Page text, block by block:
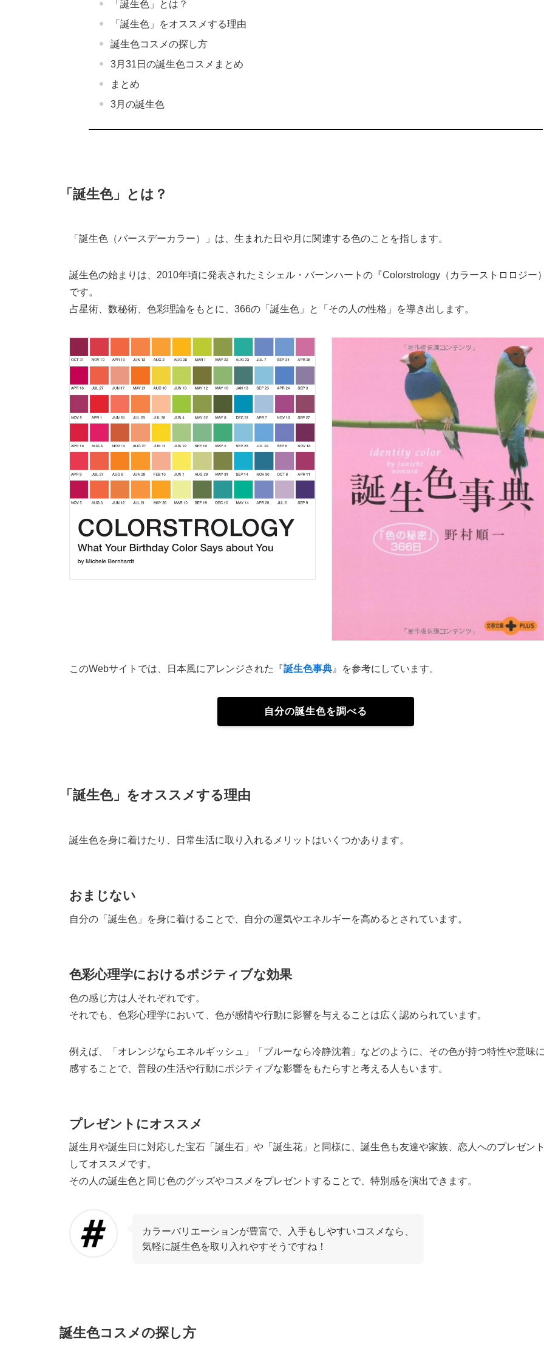
「誕生色」とは？
「誕生色」をオススメする理由
誕生色コスメの探し方
3月31日の誕生色コスメまとめ
まとめ
3月の誕生色
「誕生色」とは？
「誕生色（バースデーカラー）」は、生まれた日や月に関連する色のことを指します。
誕生色の始まりは、2010年頃に発表されたミシェル・バーンハートの『Colorstrology（カラーストロロジー
です。
占星術、数秘術、色彩理論をもとに、366の「誕生色」と「その人の性格」を導き出します。
このWebサイトでは、日本風にアレンジされた『誕生色事典 』を参考にしています。
自分の誕生色を調べる
「誕生色」をオススメする理由
誕生色を身に着けたり、日常生活に取り入れるメリットはいくつかあります。
おまじない
自分の「誕生色」を身に着けることで、自分の運気やエネルギーを高めるとされています。
色彩心理学におけるポジティブな効果
色の感じ方は人それぞれです。
それでも、色彩心理学において、色が感情や行動に影響を与えることは広く認められています。
例えば、「オレンジならエネルギッシュ」「ブルーなら冷静沈着」などのように、その色が持つ特性や意味
感することで、普段の生活や行動にポジティブな影響をもたらすと考える人もいます。
プレゼントにオススメ
誕生月や誕生日に対応した宝石「誕生石」や「誕生花」と同様に、誕生色も友達や家族、恋人へのプレゼン
してオススメです。
その人の誕生色と同じ色のグッズやコスメをプレゼントすることで、特別感を演出できます。
カラーバリエーションが豊富で、入手もしやすいコスメなら、
気軽に誕生色を取り入れやすそうですね！
誕生色コスメの探し方